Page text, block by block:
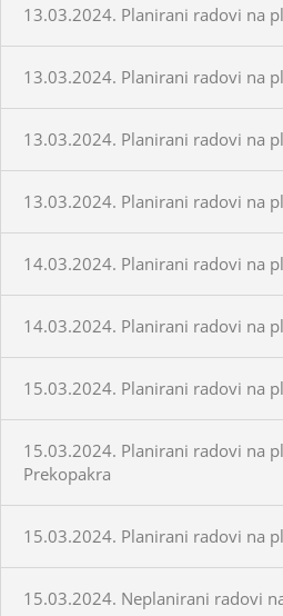
13.03.2024. Planirani radovi na
13.03.2024. Planirani radovi na
13.03.2024. Planirani radovi na
13.03.2024. Planirani radovi na
14.03.2024. Planirani radovi na
14.03.2024. Planirani radovi na
15.03.2024. Planirani radovi na
15.03.2024. Planirani radovi na
Prekopakra
15.03.2024. Planirani radovi na
15.03.2024. Neplanirani radovi